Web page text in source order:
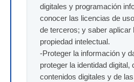
digitales y programación
conocer las licencias de
de terceros; y saber aplicar
propiedad intelectual.
-Proteger la información y
proteger la identidad digital,
contenidos digitales y de